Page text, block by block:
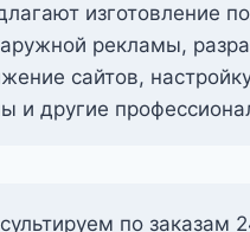
изготовление
рекламы,
сайтов,
и другие
по заказам